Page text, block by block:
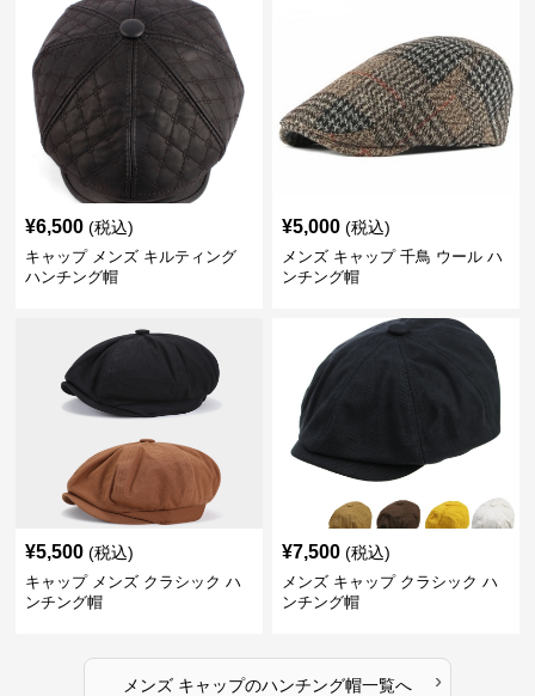
¥6,500 (税込)
キャップ メンズ キルティング
ハンチング帽
¥5,000 (税込)
メンズ キャップ 千鳥 ウール ハ
ンチング帽
¥5,500 (税込)
キャップ メンズ クラシック ハ
ンチング帽
¥7,500 (税込)
メンズ キャップ クラシック ハ
ンチング帽
メンズ キャップのハンチング帽一覧へ ›